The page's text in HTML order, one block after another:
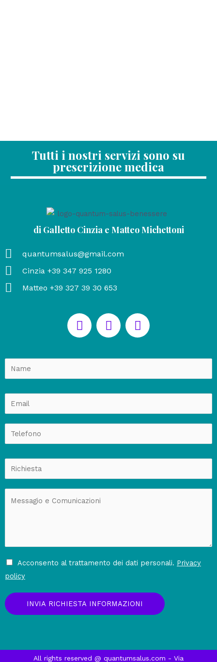
Tutti i nostri servizi sono su
prescrizione medica
di Galletto Cinzia e Matteo Michettoni
quantumsalus@gmail.com
Cinzia +39 347 925 1280
Matteo +39 327 39 30 653
Acconsento al trattamento dei dati personali. Privacy
policy
INVIA RICHIESTA INFORMAZIONI
All rights reserved @ quantumsalus.com - Via